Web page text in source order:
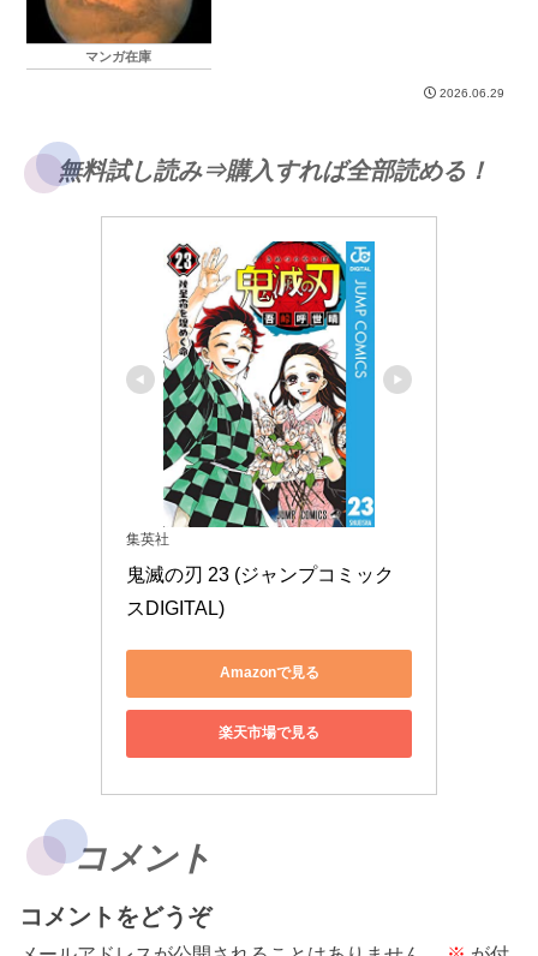
マンガ在庫
2026.06.29
無料試し読み⇒購入すれば全部読める！
集英社
鬼滅の刃 23 (ジャンプコミック
スDIGITAL)
Amazonで見る
楽天市場で見る
コメント
コメントをどうぞ